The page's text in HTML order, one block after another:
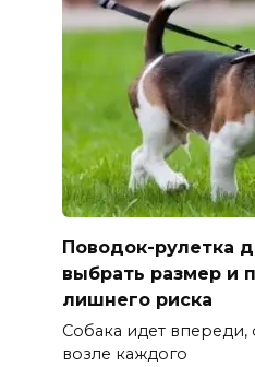
Поводок-рулетка
выбрать размер и
лишнего риска
Собака идет впереди,
возле каждого